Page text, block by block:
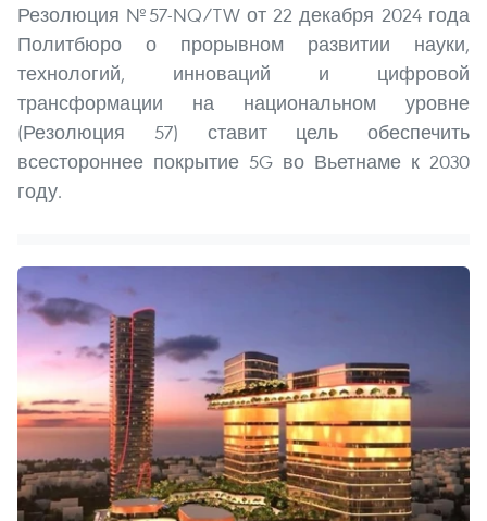
Резолюция №57-NQ/TW от 22 декабря 2024 года
Политбюро о прорывном развитии науки,
технологий, инноваций и цифровой
трансформации на национальном уровне
(Резолюция 57) ставит цель обеспечить
всестороннее покрытие 5G во Вьетнаме к 2030
году.